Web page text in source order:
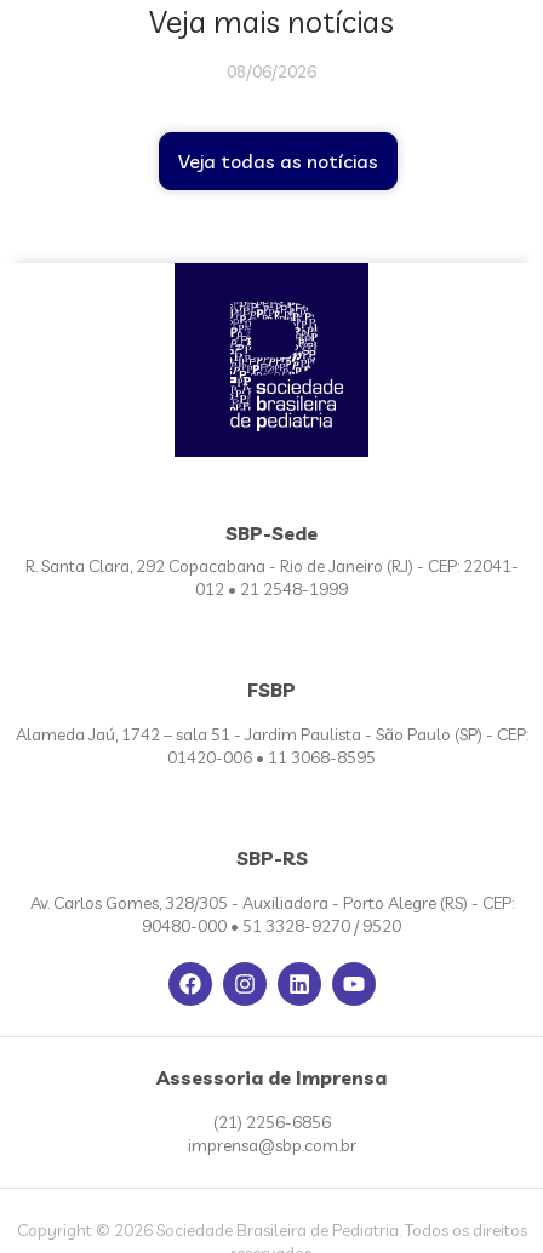
Veja mais notícias
08/06/2026
Veja todas as notícias
SBP-Sede
R. Santa Clara, 292 Copacabana - Rio de Janeiro (RJ) - CEP: 22041-
012 • 21 2548-1999
FSBP
Alameda Jaú, 1742 – sala 51 - Jardim Paulista - São Paulo (SP) - CEP:
01420-006 • 11 3068-8595
SBP-RS
Av. Carlos Gomes, 328/305 - Auxiliadora - Porto Alegre (RS) - CEP:
90480-000 • 51 3328-9270 / 9520
Assessoria de Imprensa
(21) 2256-6856
imprensa@sbp.com.br
Copyright © 2026 Sociedade Brasileira de Pediatria. Todos os direitos